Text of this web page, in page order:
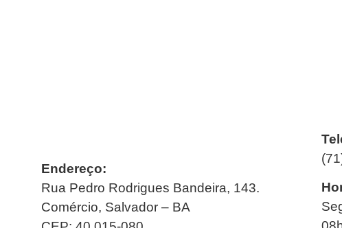
Endereço:
Rua Pedro Rodrigues Bandeira, 143.
Comércio, Salvador – BA